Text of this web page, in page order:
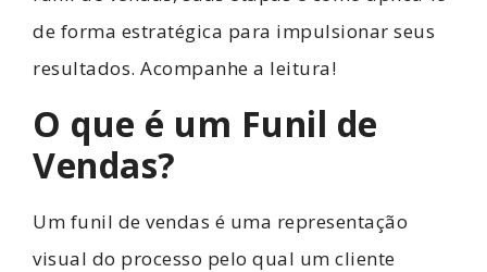
de forma estratégica para impulsionar seus
resultados. Acompanhe a leitura!
O que é um Funil de
Vendas?
Um funil de vendas é uma representação
visual do processo pelo qual um cliente